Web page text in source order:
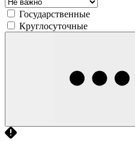
Государственные
Круглосуточные